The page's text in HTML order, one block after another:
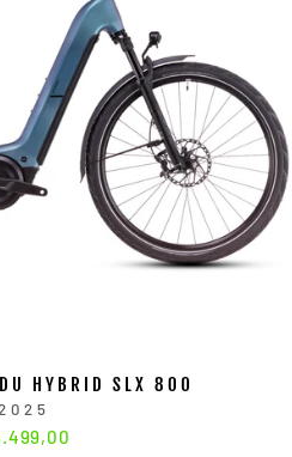
HYBRID SLX 800